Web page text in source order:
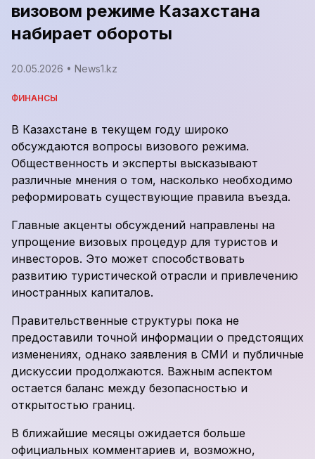
визовом режиме Казахстана
набирает обороты
20.05.2026 • News1.kz
ФИНАНСЫ
В Казахстане в текущем году широко
обсуждаются вопросы визового режима.
Общественность и эксперты высказывают
различные мнения о том, насколько необходимо
реформировать существующие правила въезда.
Главные акценты обсуждений направлены на
упрощение визовых процедур для туристов и
инвесторов. Это может способствовать
развитию туристической отрасли и привлечению
иностранных капиталов.
Правительственные структуры пока не
предоставили точной информации о предстоящих
изменениях, однако заявления в СМИ и публичные
дискуссии продолжаются. Важным аспектом
остается баланс между безопасностью и
открытостью границ.
В ближайшие месяцы ожидается больше
официальных комментариев и, возможно,